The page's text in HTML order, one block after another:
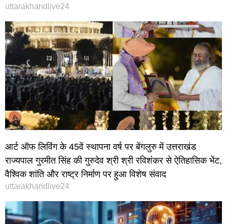
uttarakhandlive24
आर्ट ऑफ लिविंग के 45वें स्थापना वर्ष पर बेंगलुरु में उत्तराखंड
राज्यपाल गुरमीत सिंह की गुरुदेव श्री श्री रविशंकर से ऐतिहासिक भेंट,
वैश्विक शांति और राष्ट्र निर्माण पर हुआ विशेष संवाद
uttarakhandlive24